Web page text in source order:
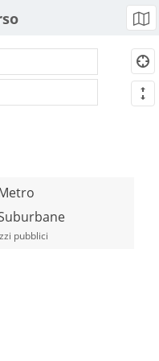
b
d
m
pubblici